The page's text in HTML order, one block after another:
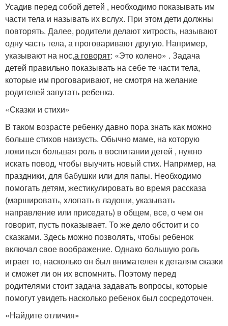
Усадив перед собой детей , необходимо показывать им
части тела и называть их вслух. При этом дети должны
повторять. Далее, родители делают хитрость, называют
одну часть тела, а проговаривают другую. Например,
указывают на нос,а говорят: «Это колено» . Задача
детей правильно показывать на себе те части тела,
которые им проговаривают, не смотря на желание
родителей запутать ребенка.
«Сказки и стихи»
В таком возрасте ребенку давно пора знать как можно
больше стихов наизусть. Обычно маме, на которую
ложиться большая роль в воспитании детей , нужно
искать повод, чтобы выучить новый стих. Например, на
праздники, для бабушки или для папы. Необходимо
помогать детям, жестикулировать во время рассказа
(маршировать, хлопать в ладоши, указывать
направление или приседать) в общем, все, о чем он
говорит, пусть показывает. То же дело обстоит и со
сказками. Здесь можно позволять, чтобы ребенок
включал свое воображение. Однако большую роль
играет то, насколько он был внимателен к деталям сказки
и сможет ли он их вспомнить. Поэтому перед
родителями стоит задача задавать вопросы, которые
помогут увидеть насколько ребенок был сосредоточен.
«Найдите отличия»